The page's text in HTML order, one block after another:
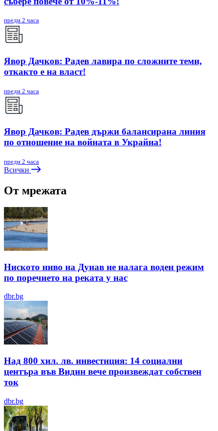
преди 2 часа
Явор Дачков: Радев лавира по сложните теми,
откакто е на власт!
преди 2 часа
Явор Дачков: Радев държи балансирана линия
по отношение на войната в Украйна!
преди 2 часа
Всички
От мрежата
Ниското ниво на Дунав не налага воден режим
по поречието на реката у нас
dbr.bg
Над 800 хил. лв. инвестиция: 14 социални
центъра във Видин вече произвеждат собствен
ток
dbr.bg